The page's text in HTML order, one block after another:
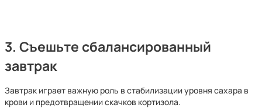
3. Съешьте сбалансированный
завтрак
Завтрак играет важную роль в стабилизации уровня сахара в
крови и предотвращении скачков кортизола.